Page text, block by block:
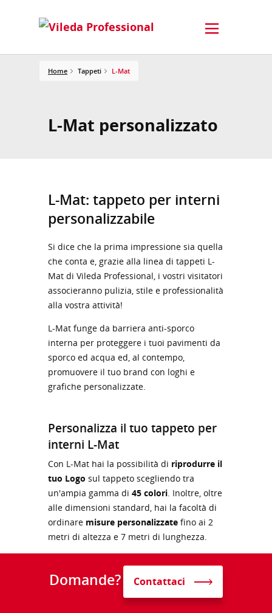
Home Tappeti L-Mat
L-Mat personalizzato
L-Mat: tappeto per interni
personalizzabile
Si dice che la prima impressione sia quella
che conta e, grazie alla linea di tappeti L-
Mat di Vileda Professional, i vostri visitatori
associeranno pulizia, stile e professionalità
alla vostra attività!
L-Mat funge da barriera anti-sporco
interna per proteggere i tuoi pavimenti da
sporco ed acqua ed, al contempo,
promuovere il tuo brand con loghi e
grafiche personalizzate.
Personalizza il tuo tappeto per
interni L-Mat
Con L-Mat hai la possibilità di riprodurre il
tuo Logo sul tappeto scegliendo tra
un'ampia gamma di 45 colori . Inoltre, oltre
alle dimensioni standard, hai la facoltà di
ordinare misure personalizzate fino ai 2
metri di altezza e 7 metri di lunghezza.
Domande? Contattaci